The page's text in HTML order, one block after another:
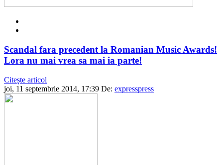
Scandal fara precedent la Romanian Music Awards!
Lora nu mai vrea sa mai ia parte!
Citește articol
joi, 11 septembrie 2014, 17:39 De: expresspress